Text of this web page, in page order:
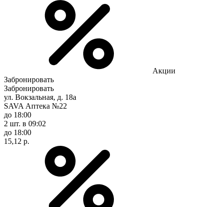
Акции
Забронировать
Забронировать
ул. Вокзальная, д. 18а
SAVA Аптека №22
до 18:00
2 шт. в 09:02
до 18:00
15,12 р.